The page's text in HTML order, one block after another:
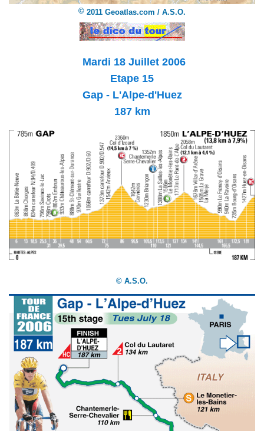
© 2011 Geoatlas.com / A.S.O.
Mardi 18 Juillet 2006
Etape 15
Gap - L'Alpe-d'Huez
187 km
© A.S.O.